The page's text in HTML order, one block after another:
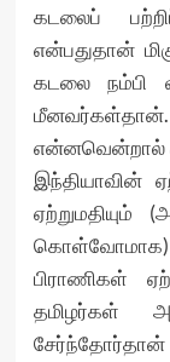
கடலைப்
என்பதுதான்
கடலை நம்பி
என்னவென்றால்
இந்தியாவின்
பிராணிகள்
தமிழர்கள்
சேர்ந்தோர்தான்